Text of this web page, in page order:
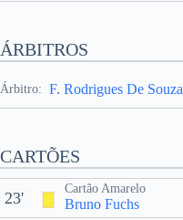
ÁRBITROS
Árbitro: F. Rodrigues De Souza
CARTÕES
Cartão Amarelo
Bruno Fuchs
23'